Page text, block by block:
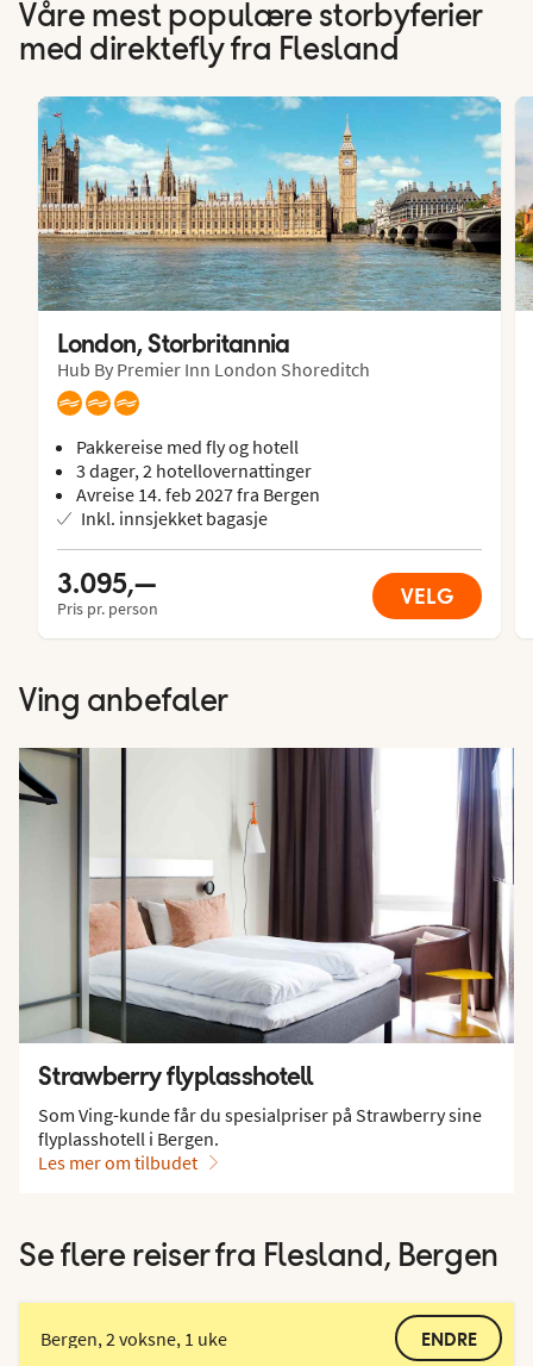
Våre mest populære storbyferier
med direktefly fra Flesland
London, Storbritannia
Hub By Premier Inn London Shoreditch
Pakkereise med fly og hotell
3 dager, 2 hotellovernattinger
Avreise 14. feb 2027 fra Bergen
Inkl. innsjekket bagasje
3.095,—
Pris pr. person VELG
Ving anbefaler
Strawberry flyplasshotell
Som Ving-kunde får du spesialpriser på Strawberry sine
flyplasshotell i Bergen.
Les mer om tilbudet
Se flere reiser fra Flesland, Bergen
Bergen, 2 voksne, 1 uke ENDRE